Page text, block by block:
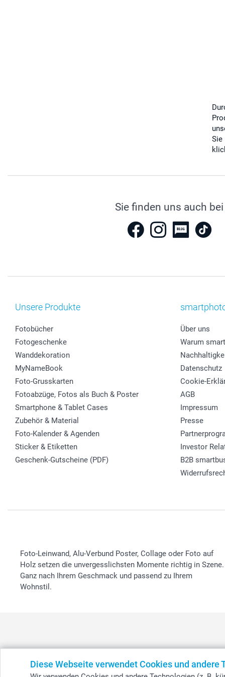
Diese Webseite verwendet Cookies und andere
Sie
Sie finden uns auch bei
Unsere Produkte
Fotobücher
Fotogeschenke
Wanddekoration
MyNameBook
Foto-Grusskarten
Fotoabzüge, Fotos als Buch & Poster
Smartphone & Tablet Cases
Zubehör & Material
Foto-Kalender & Agenden
Sticker & Etiketten
Geschenk-Gutscheine (PDF)
Über uns
Warum
Datenschutz
Cookie-
AGB
Impressum
Presse
Investor
B2B
Foto-Leinwand, Alu-Verbund Poster, Collage oder Foto auf
Holz setzen die unvergesslichsten Momente richtig in Szene.
Ganz nach Ihrem Geschmack und passend zu Ihrem
Wohnstil.